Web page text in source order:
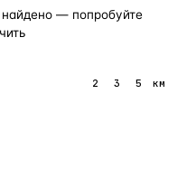
найдено — попробуйте
2 3 5 км